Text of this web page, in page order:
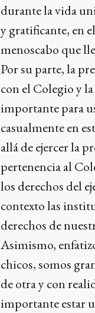
durante la vida
y gratificante, en
menoscabo que
Por su parte, la
con el Colegio y
importante para
casualmente en
allá de ejercer la
pertenencia al
los derechos del
contexto las
derechos de
Asimismo,
chicos, somos
de otra y con
importante estar